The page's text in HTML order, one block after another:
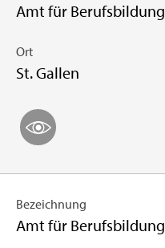
Amt für Berufsbildung
Ort
St. Gallen
Bezeichnung
Amt für Berufsbildung